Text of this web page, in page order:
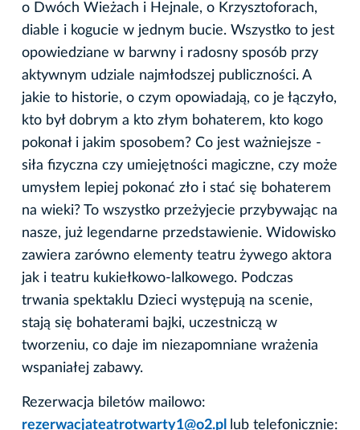
o Dwóch Wieżach i Hejnale, o Krzysztoforach,
diable i kogucie w jednym bucie. Wszystko to jest
opowiedziane w barwny i radosny sposób przy
aktywnym udziale najmłodszej publiczności. A
jakie to historie, o czym opowiadają, co je łączyło,
kto był dobrym a kto złym bohaterem, kto kogo
pokonał i jakim sposobem? Co jest ważniejsze -
siła fizyczna czy umiejętności magiczne, czy może
umysłem lepiej pokonać zło i stać się bohaterem
na wieki? To wszystko przeżyjecie przybywając na
nasze, już legendarne przedstawienie. Widowisko
zawiera zarówno elementy teatru żywego aktora
jak i teatru kukiełkowo-lalkowego. Podczas
trwania spektaklu Dzieci występują na scenie,
stają się bohaterami bajki, uczestniczą w
tworzeniu, co daje im niezapomniane wrażenia
wspaniałej zabawy.
Rezerwacja biletów mailowo:
rezerwacjateatrotwarty1@o2.pl
lub telefonicznie: